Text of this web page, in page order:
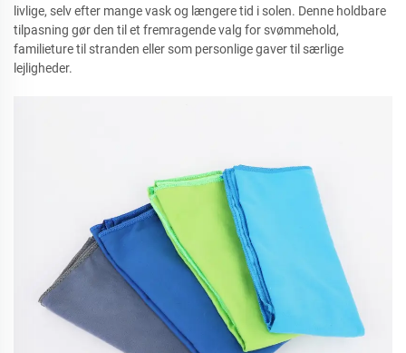
livlige, selv efter mange vask og længere tid i solen. Denne holdbare
tilpasning gør den til et fremragende valg for svømmehold,
familieture til stranden eller som personlige gaver til særlige
lejligheder.